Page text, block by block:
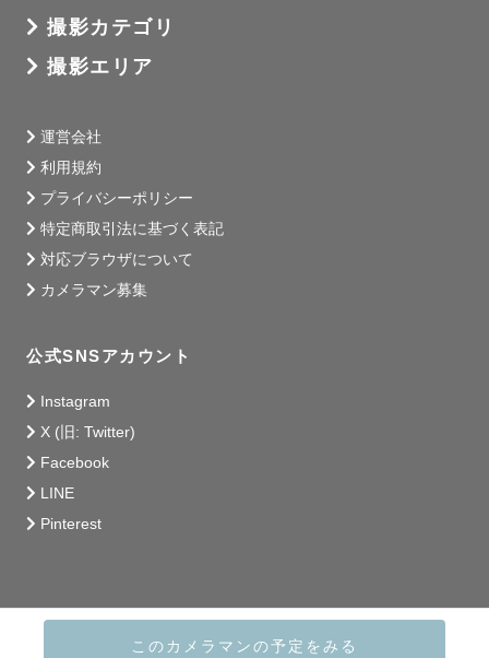
このカメラマンの予定をみる
撮影カテゴリ
撮影エリア
運営会社
利用規約
プライバシーポリシー
特定商取引法に基づく表記
対応ブラウザについて
カメラマン募集
公式SNSアカウント
Instagram
X (旧: Twitter)
Facebook
LINE
Pinterest